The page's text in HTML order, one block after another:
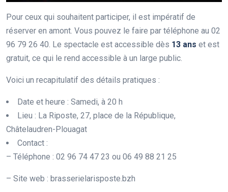
Pour ceux qui souhaitent participer, il est impératif de
réserver en amont. Vous pouvez le faire par téléphone au 02
96 79 26 40. Le spectacle est accessible dès 13 ans et est
gratuit, ce qui le rend accessible à un large public.
Voici un recapitulatif des détails pratiques :
Date et heure : Samedi, à 20 h
Lieu : La Riposte, 27, place de la République,
Châtelaudren-Plouagat
Contact :
– Téléphone : 02 96 74 47 23 ou 06 49 88 21 25
– Site web : brasserielarisposte.bzh